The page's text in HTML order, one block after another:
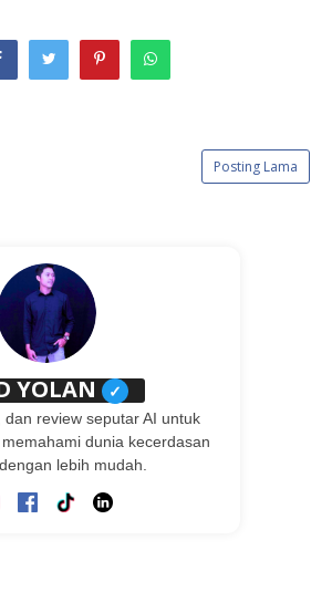
Posting Lama
YOLAN ✓
dan review seputar AI untuk
dunia kecerdasan
lebih mudah.